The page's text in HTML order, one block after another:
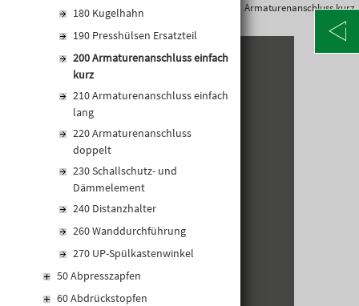
180 Kugelhahn
190 Presshülsen Ersatzteil
200 Armaturenanschluss einfach
kurz
210 Armaturenanschluss einfach
lang
220 Armaturenanschluss
doppelt
230 Schallschutz- und
Dämmelement
240 Distanzhalter
260 Wanddurchführung
270 UP-Spülkastenwinkel
50 Abpresszapfen
60 Abdrückstopfen
9010459589750
Armaturenanschluss kurz
KONTAKT
Alte Poststraße 171
Telefon: +43 316 5971 0
info@kormann.at
ÖFFNUNGSZEITEN
06:30 - 17:00 Uhr
06:30 - 14:00 Uhr
geschlossen